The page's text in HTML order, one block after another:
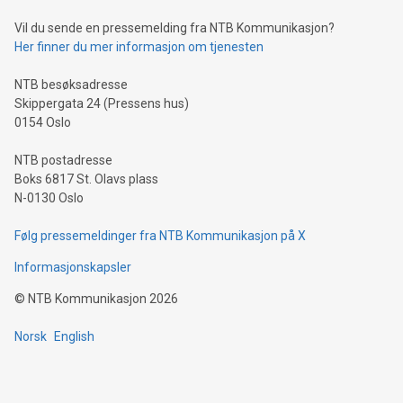
neutral payment systems support humanitarian
projects.Carbon Footprint: Compare Bitcoin's environmental
event and dive into the critical topics of Bitcoin
Vil du sende en pressemelding fra NTB Kommunikasjon?
Her finner du mer informasjon om tjenesten
NTB besøksadresse
Skippergata 24 (Pressens hus)
0154 Oslo
NTB postadresse
Boks 6817 St. Olavs plass
N-0130 Oslo
Følg pressemeldinger fra NTB Kommunikasjon på X
Informasjonskapsler
© NTB Kommunikasjon 2026
Norsk English